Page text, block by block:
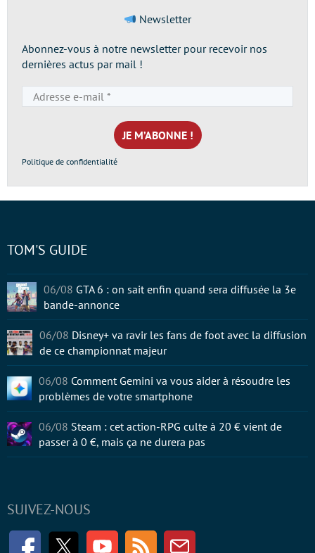
Newsletter
Abonnez-vous à notre newsletter pour recevoir nos
dernières actus par mail !
e-
mail
*
Politique de confidentialité
SUIVEZ-NOUS
FacebookTwitter Youtube RSS Newsletter
TOM'S GUIDE
06/08 GTA 6 : on sait enfin quand sera diffusée la 3e
bande-annonce
06/08 Disney+ va ravir les fans de foot avec la diffusion
de ce championnat majeur
06/08 Comment Gemini va vous aider à résoudre les
problèmes de votre smartphone
06/08 Steam : cet action-RPG culte à 20 € vient de
passer à 0 €, mais ça ne durera pas